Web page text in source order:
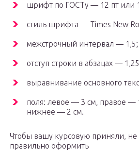
шрифт по ГОСТу — 12 пт или
стиль шрифта — Times New
межстрочный интервал — 1,5;
отступ строки в абзацах —
выравнивание основного
поля: левое — 3 см, правое —
нижнее — 2 см.
Чтобы вашу курсовую приняли, не
правильно оформить